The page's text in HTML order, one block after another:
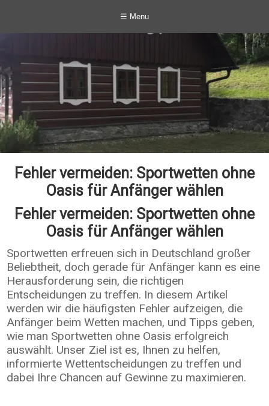
☰ Menu
Fehler vermeiden: Sportwetten ohne
Oasis für Anfänger wählen
Fehler vermeiden: Sportwetten ohne
Oasis für Anfänger wählen
Sportwetten erfreuen sich in Deutschland großer
Beliebtheit, doch gerade für Anfänger kann es eine
Herausforderung sein, die richtigen
Entscheidungen zu treffen. In diesem Artikel
werden wir die häufigsten Fehler aufzeigen, die
Anfänger beim Wetten machen, und Tipps geben,
wie man Sportwetten ohne Oasis erfolgreich
auswählt. Unser Ziel ist es, Ihnen zu helfen,
informierte Wettentscheidungen zu treffen und
dabei Ihre Chancen auf Gewinne zu maximieren.